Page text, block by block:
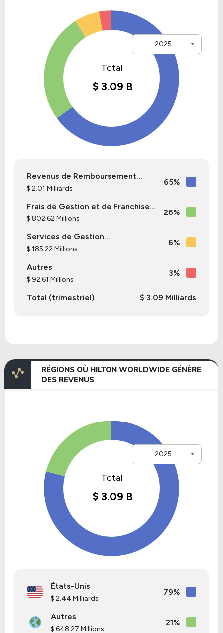
2025
Revenus de Remboursement...
$ 2.01 Milliards
65%
Frais de Gestion et de Franchise...
$ 802.62 Millions
26%
Services de Gestion...
$ 185.22 Millions
6%
Autres
$ 92.61 Millions
3%
Total (trimestriel) $ 3.09 Milliards
RÉGIONS OÙ HILTON WORLDWIDE GÉNÈRE
DES REVENUS
2025
États-Unis
$ 2.44 Milliards
79%
Autres
$ 648.27 Millions
21%